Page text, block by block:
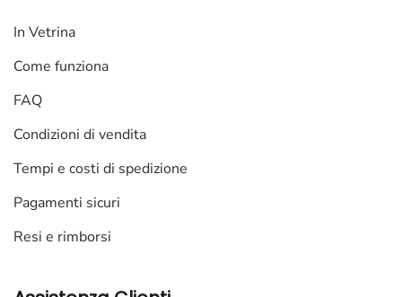
In Vetrina
Come funziona
FAQ
Condizioni di vendita
Tempi e costi di spedizione
Pagamenti sicuri
Resi e rimborsi